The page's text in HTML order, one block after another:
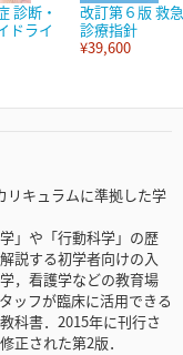
診断・
ドライ
改訂第６版 救急
診療指針
¥39,600
リキュラムに準拠した学
」や「行動科学」の歴
説する初学者向けの入
，看護学などの教育場
ッフが臨床に活用できる
科書．2015年に刊行さ
正された第2版．